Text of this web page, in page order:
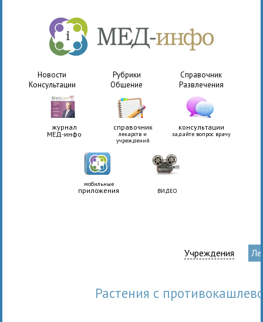
Новости Рубрики
Справочник
Консультации
Общение Развлечения
журнал
МЕД-инфо
справочник
лекарств и
учреждений
консультации
задайте вопрос врачу
мобильные
приложения ВИДЕО
Учреждения
Растения с